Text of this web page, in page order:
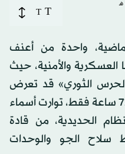
T
T
واحدة من أعنف
العسكرية والأمنية، حيث
الثوري» قد تعرض
لهزة غير مسبوقة. في ظرف 72 ساعة فقط، توارت أسماء
الحديدية، من قادة
سلاح الجو والوحدات